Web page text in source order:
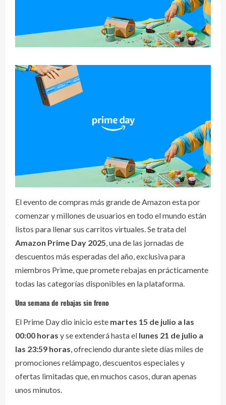
El evento de compras más grande de Amazon esta por
comenzar y millones de usuarios en todo el mundo están
listos para llenar sus carritos virtuales. Se trata del
Amazon Prime Day 2025 , una de las jornadas de
descuentos más esperadas del año, exclusiva para
miembros Prime, que promete rebajas en prácticamente
todas las categorías disponibles en la plataforma.
Una semana de rebajas sin freno
El Prime Day dio inicio este martes 15 de julio a las
00:00 horas y se extenderá hasta el lunes 21 de julio a
las 23:59 horas , ofreciendo durante siete días miles de
promociones relámpago, descuentos especiales y
ofertas limitadas que, en muchos casos, duran apenas
unos minutos.